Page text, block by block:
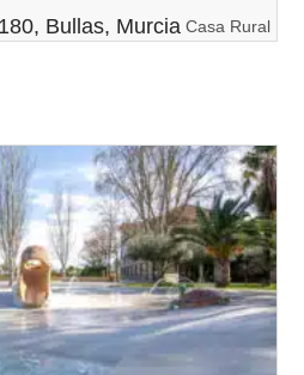
Bullas, Murcia Casa Rural